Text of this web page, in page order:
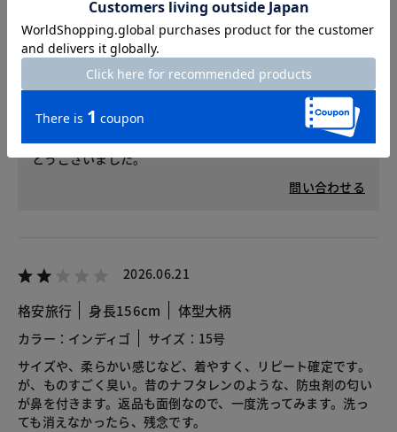
ん。また購入したいと思っていただけるような商品作りに
努めてまいりますので、今後もご意見を頂ければ幸いでご
ざいます。
また商品につきまして、ご不明な点があればお電話や、チ
ャットにてご相談やお問い合わせいただけましたら、実際
のサンプルを参考に、詳しくお伝えすることもできますの
で、お気軽にご利用ください。貴重なご意見、誠にありが
とうございました。
問い合わせる
2026.06.21
格安旅行 身長156cm 体型大柄
カラー：インディゴ
サイズ：15号
サイズや、柔らかい感じなど、着やすく、リピート確定です。
が、ものすごく臭い。昔のナフタレンのような、防虫剤の匂い
が鼻を付きます。返品も面倒なので、一度洗ってみます。洗っ
ても消えなかったら、残念です。